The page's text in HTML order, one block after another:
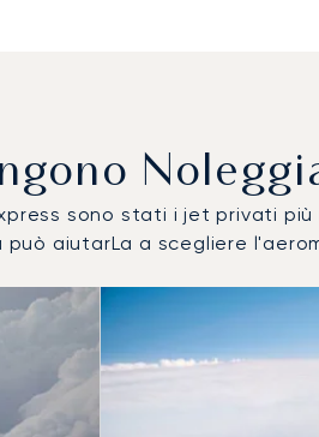
sono stati i jet privati
aiutarLa a scegliere
numero di movimenti volo nel
Posti
Autonomia (km)